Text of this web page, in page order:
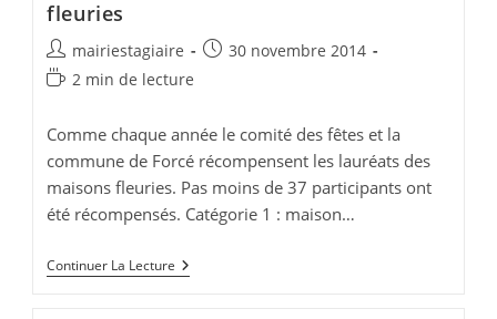
fleuries
Auteur/autrice
de
mairiestagiaire
Publication
30 novembre 2014
Temps
lecture :
2 min de lecture
Comme chaque année le comité des fêtes et la
commune de Forcé récompensent les lauréats des
maisons fleuries. Pas moins de 37 participants ont
été récompensés. Catégorie 1 : maison…
Continuer La Lecture Lauréats
Du